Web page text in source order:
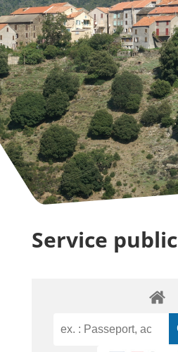
Service public